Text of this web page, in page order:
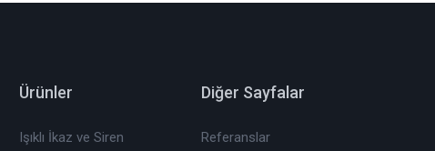
Ürünler
Işıklı İkaz ve Siren
Diğer Sayfalar
Referanslar